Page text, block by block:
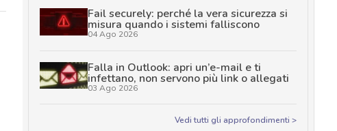
Fail securely: perché la vera sicurezza si
misura quando i sistemi falliscono
04 Ago 2026
Falla in Outlook: apri un’e-mail e ti
infettano, non servono più link o allegati
03 Ago 2026
Vedi tutti gli approfondimenti >